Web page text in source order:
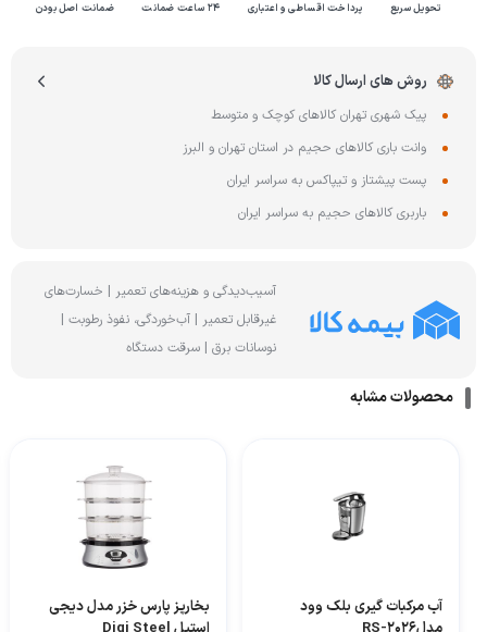
تحویل سریع پرداخت اقساطی و اعتباری ۲۴ ساعت ضمانت ضمانت اصل بودن
روش های ارسال کالا
پیک شهری تهران کالاهای کوچک و متوسط
وانت باری کالاهای حجیم در استان تهران و البرز
پست پیشتاز و تیپاکس به سراسر ایران
باربری کالاهای حجیم به سراسر ایران
آسیب‌دیدگی و هزینه‌های تعمیر | خسارت‌های
غیرقابل تعمیر | آب‌خوردگی، نفوذ رطوبت |
نوسانات برق | سرقت دستگاه
محصولات مشابه
آب مرکبات گیری بلک وود
بخارپز پارس خزر مدل دیجی